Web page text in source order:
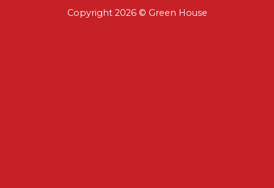
Copyright 2026 © Green House